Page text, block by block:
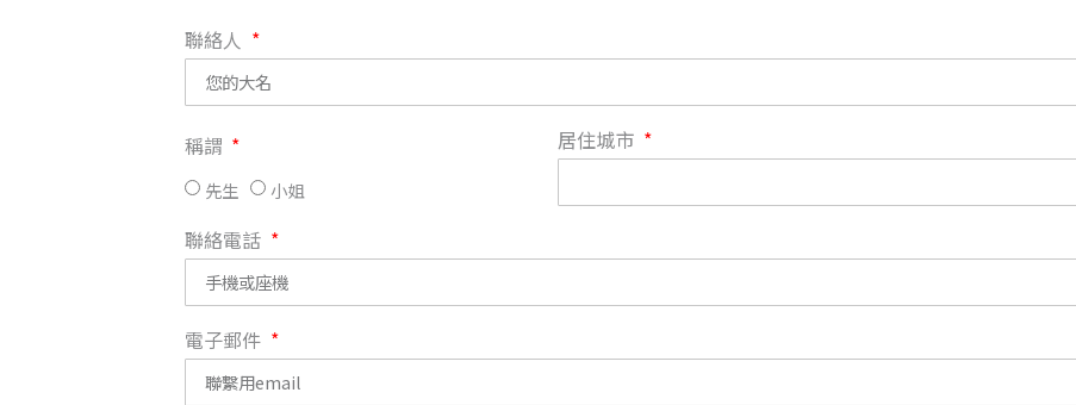
聯絡人
稱謂
先生 小姐
居住城市
聯絡電話
電子郵件
【會費】
入會費新臺幣1200元，於會員入會時繳納；常年會費1200
元，於每年度繳納。
戶名: 社團法人台灣自律神經健康培訓暨發展協會